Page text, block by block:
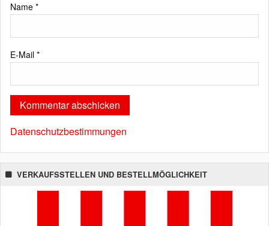
Name *
E-Mail *
Datenschutzbestimmungen
VERKAUFSSTELLEN UND BESTELLMÖGLICHKEIT